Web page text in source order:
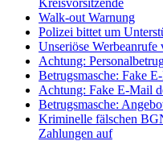
Walk-out Warnung
Polizei bittet um
Unseriöse
Achtung:
Betrugsmasche: Fake
Achtung: Fake E-Mail
Betrugsmasche:
Kriminelle fälschen
Zahlungen auf